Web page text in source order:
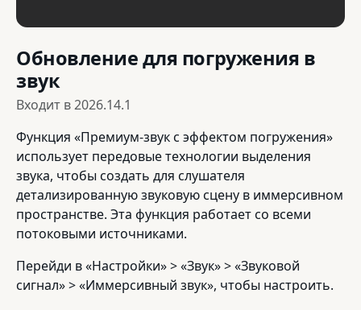
Обновление для погружения в
звук
Входит в2026.14.1
Функция «Премиум-звук с эффектом погружения»
использует передовые технологии выделения
звука, чтобы создать для слушателя
детализированную звуковую сцену в иммерсивном
пространстве. Эта функция работает со всеми
потоковыми источниками.
Перейди в «Настройки» > «Звук» > «Звуковой
сигнал» > «Иммерсивный звук», чтобы настроить.